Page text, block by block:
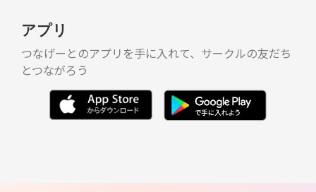
アプリ
つなげーとのアプリを手に入れて、サークルの友だち
とつながろう